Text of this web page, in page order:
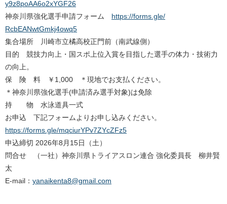
y9z8poAA6o2xYGF26
神奈川県強化選手申請フォーム https://forms.gle/
RcbEANwtGmkj4owq5
集合場所 川崎市立橘高校正門前（南武線側）
目的 競技力向上・国スポ上位入賞を目指した選手の体力・ 技術力
の向上。
保 険 料 ￥1,000 ＊現地でお支払ください。
＊神奈川県強化選手(申請済み選手対象)は免除
持 物 水泳道具一式
お申込 下記フォームよりお申し込みください。
https://forms.gle/mqciurYPv7ZYcZFz5
申込締切 2026年8月15日（土）
問合せ （一社）神奈川県トライアスロン連合 強化委員長 柳井賢
太
E-mail： yanaikenta8@gmail.com